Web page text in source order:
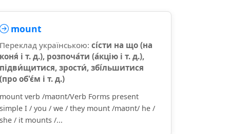
mount
Переклад українською: сі́сти на що (на
коня́ і т. д.), розпоча́ти (а́кцію і т. д.),
підви́щитися, зрости́, збі́льшитися
(про об'є́м і т. д.)
mount verb /maʊnt/Verb Forms present
simple I / you / we / they mount /maʊnt/ he /
she / it mounts /...